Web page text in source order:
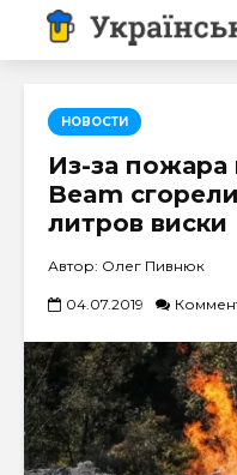
НОВОСТИ
Из-за пожара
Beam
литров виски
Автор: Олег Пивнюк
04.07.2019